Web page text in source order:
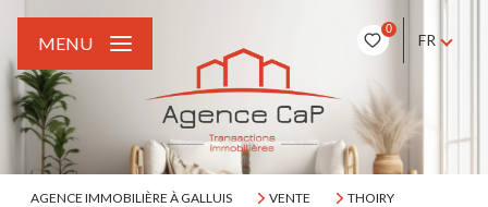
0
FR
MENU
AGENCE IMMOBILIÈRE À GALLUIS VENTE
THOIRY